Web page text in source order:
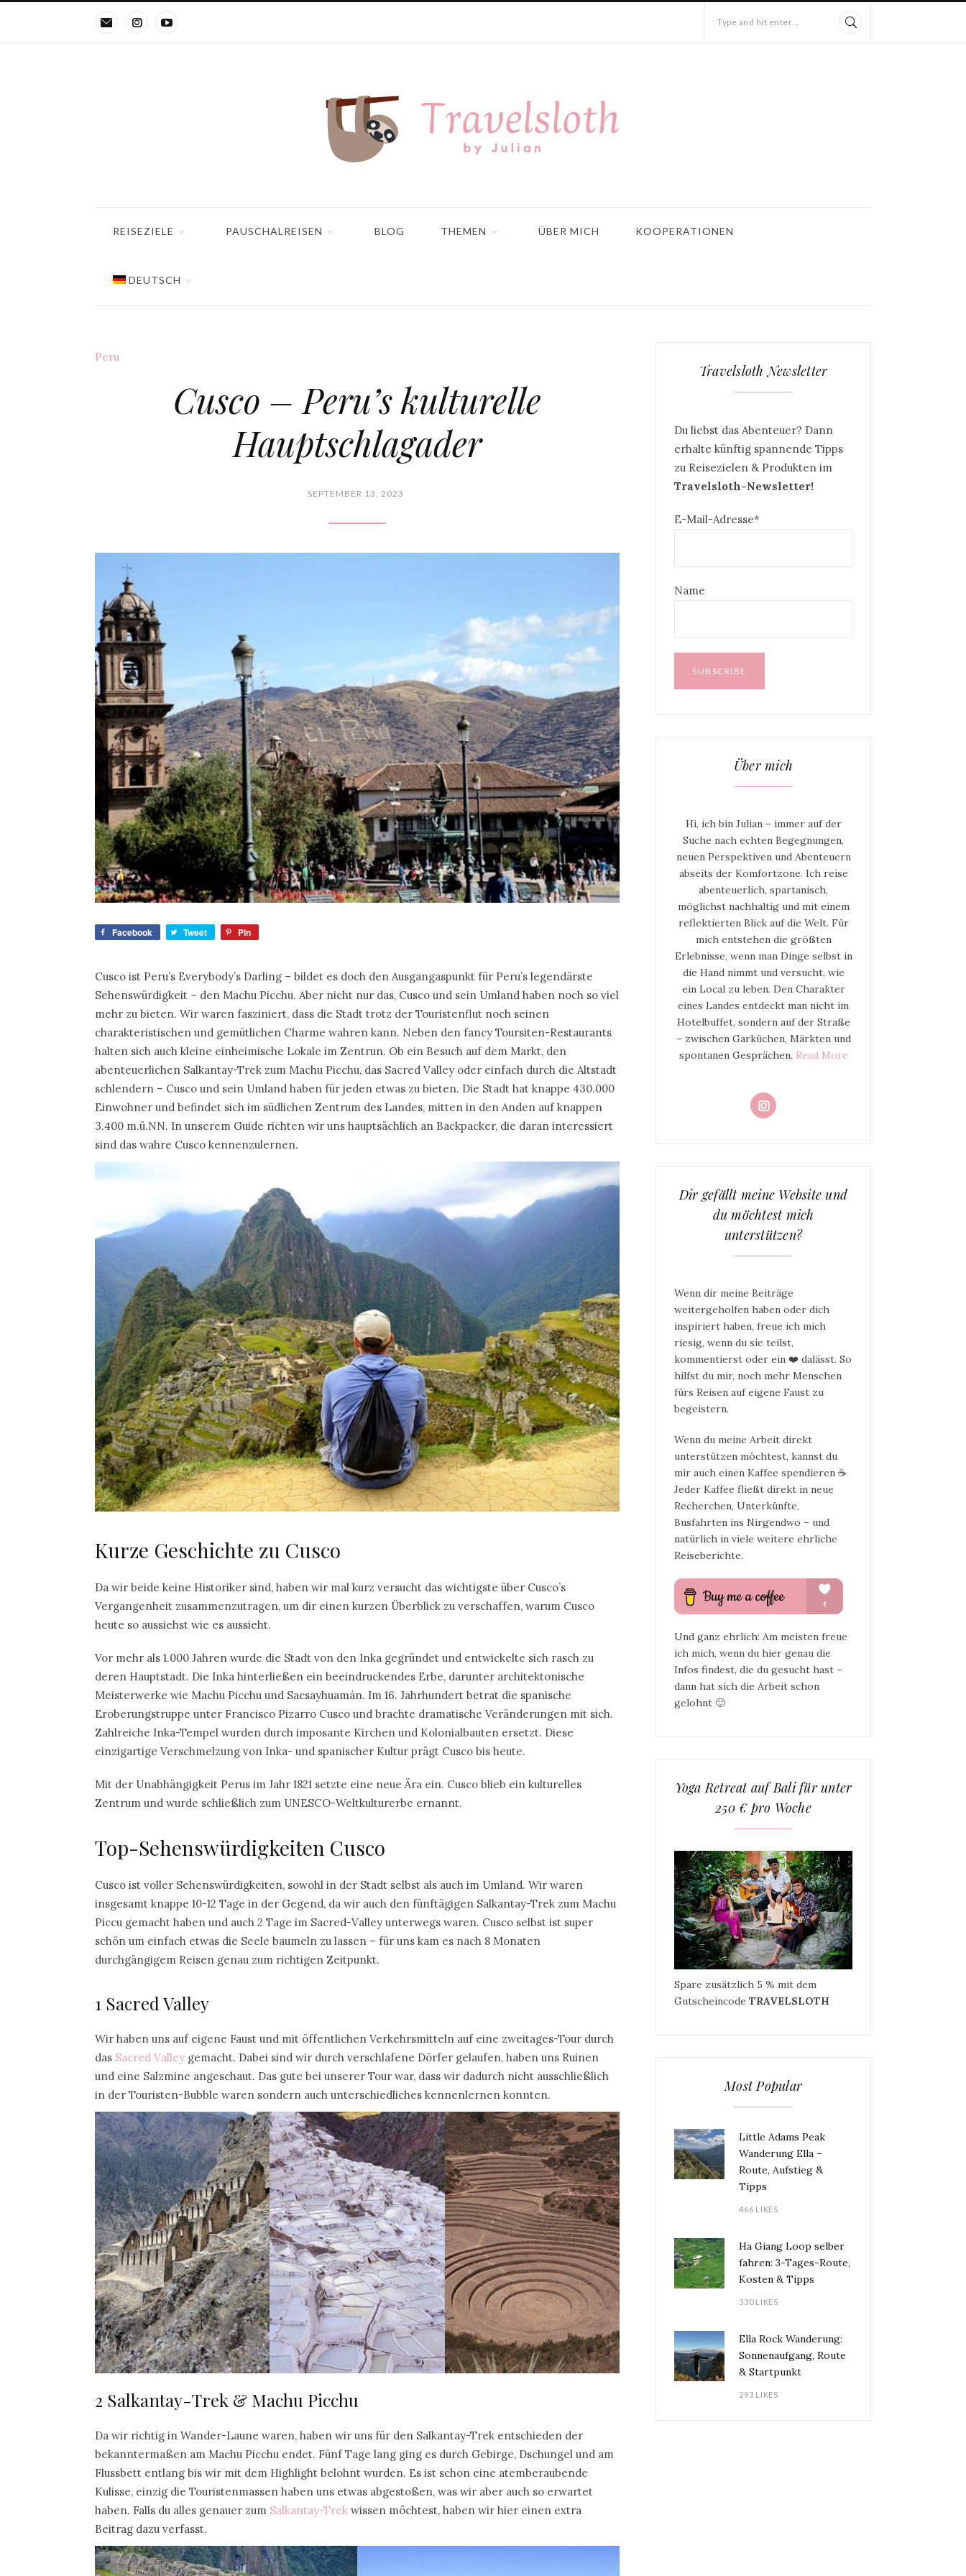
Type and hit enter...
REISEZIELE PAUSCHALREISEN BLOG THEMEN ÜBER MICH KOOPERATIONEN
DEUTSCH
Peru
Cusco – Peru’s kulturelle
Hauptschlagader
SEPTEMBER 13, 2023
Facebook Tweet Pin
Cusco ist Peru’s Everybody’s Darling – bildet es doch den Ausgangaspunkt für Peru’s legendärste
Sehenswürdigkeit – den Machu Picchu. Aber nicht nur das, Cusco und sein Umland haben noch so viel
mehr zu bieten. Wir waren fasziniert, dass die Stadt trotz der Touristenflut noch seinen
charakteristischen und gemütlichen Charme wahren kann. Neben den fancy Toursiten-Restaurants
halten sich auch kleine einheimische Lokale im Zentrun. Ob ein Besuch auf dem Markt, den
abenteuerlichen Salkantay-Trek zum Machu Picchu, das Sacred Valley oder einfach durch die Altstadt
schlendern – Cusco und sein Umland haben für jeden etwas zu bieten. Die Stadt hat knappe 430.000
Einwohner und befindet sich im südlichen Zentrum des Landes, mitten in den Anden auf knappen
3.400 m.ü.NN. In unserem Guide richten wir uns hauptsächlich an Backpacker, die daran interessiert
sind das wahre Cusco kennenzulernen.
Kurze Geschichte zu Cusco
Da wir beide keine Historiker sind, haben wir mal kurz versucht das wichtigste über Cusco’s
Vergangenheit zusammenzutragen, um dir einen kurzen Überblick zu verschaffen, warum Cusco
heute so aussiehst wie es aussieht.
Vor mehr als 1.000 Jahren wurde die Stadt von den Inka gegründet und entwickelte sich rasch zu
deren Hauptstadt. Die Inka hinterließen ein beeindruckendes Erbe, darunter architektonische
Meisterwerke wie Machu Picchu und Sacsayhuamán. Im 16. Jahrhundert betrat die spanische
Eroberungstruppe unter Francisco Pizarro Cusco und brachte dramatische Veränderungen mit sich.
Zahlreiche Inka-Tempel wurden durch imposante Kirchen und Kolonialbauten ersetzt. Diese
einzigartige Verschmelzung von Inka- und spanischer Kultur prägt Cusco bis heute.
Mit der Unabhängigkeit Perus im Jahr 1821 setzte eine neue Ära ein. Cusco blieb ein kulturelles
Zentrum und wurde schließlich zum UNESCO-Weltkulturerbe ernannt.
Top-Sehenswürdigkeiten Cusco
Cusco ist voller Sehenswürdigkeiten, sowohl in der Stadt selbst als auch im Umland. Wir waren
insgesamt knappe 10-12 Tage in der Gegend, da wir auch den fünftägigen Salkantay-Trek zum Machu
Piccu gemacht haben und auch 2 Tage im Sacred-Valley unterwegs waren. Cusco selbst ist super
schön um einfach etwas die Seele baumeln zu lassen – für uns kam es nach 8 Monaten
durchgängigem Reisen genau zum richtigen Zeitpunkt.
1 Sacred Valley
Wir haben uns auf eigene Faust und mit öffentlichen Verkehrsmitteln auf eine zweitages-Tour durch
das Sacred Valley gemacht. Dabei sind wir durch verschlafene Dörfer gelaufen, haben uns Ruinen
und eine Salzmine angeschaut. Das gute bei unserer Tour war, dass wir dadurch nicht ausschließlich
in der Touristen-Bubble waren sondern auch unterschiedliches kennenlernen konnten.
2 Salkantay-Trek & Machu Picchu
Da wir richtig in Wander-Laune waren, haben wir uns für den Salkantay-Trek entschieden der
bekanntermaßen am Machu Picchu endet. Fünf Tage lang ging es durch Gebirge, Dschungel und am
Flussbett entlang bis wir mit dem Highlight belohnt wurden. Es ist schon eine atemberaubende
Kulisse, einzig die Touristenmassen haben uns etwas abgestoßen, was wir aber auch so erwartet
haben. Falls du alles genauer zum Salkantay-Trek wissen möchtest, haben wir hier einen extra
Beitrag dazu verfasst.
Travelsloth Newsletter
Du liebst das Abenteuer? Dann
erhalte künftig spannende Tipps
zu Reisezielen & Produkten im
Travelsloth-Newsletter!
E-Mail-Adresse*
Name
Über mich
Hi, ich bin Julian – immer auf der
Suche nach echten Begegnungen,
neuen Perspektiven und Abenteuern
abseits der Komfortzone. Ich reise
abenteuerlich, spartanisch,
möglichst nachhaltig und mit einem
reflektierten Blick auf die Welt. Für
mich entstehen die größten
Erlebnisse, wenn man Dinge selbst in
die Hand nimmt und versucht, wie
ein Local zu leben. Den Charakter
eines Landes entdeckt man nicht im
Hotelbuffet, sondern auf der Straße
– zwischen Garküchen, Märkten und
spontanen Gesprächen. Read More
Dir gefällt meine Website und
du möchtest mich
unterstützen?
Wenn dir meine Beiträge
weitergeholfen haben oder dich
inspiriert haben, freue ich mich
riesig, wenn du sie teilst,
kommentierst oder ein ❤️ dalässt. So
hilfst du mir, noch mehr Menschen
fürs Reisen auf eigene Faust zu
begeistern.
Wenn du meine Arbeit direkt
unterstützen möchtest, kannst du
mir auch einen Kaffee spendieren ☕
Jeder Kaffee fließt direkt in neue
Recherchen, Unterkünfte,
Busfahrten ins Nirgendwo – und
natürlich in viele weitere ehrliche
Reiseberichte.
Und ganz ehrlich: Am meisten freue
ich mich, wenn du hier genau die
Infos findest, die du gesucht hast –
dann hat sich die Arbeit schon
gelohnt 🙂
Yoga Retreat auf Bali für unter
250 € pro Woche
Spare zusätzlich 5 % mit dem
Gutscheincode TRAVELSLOTH
Most Popular
Little Adams Peak
Wanderung Ella –
Route, Aufstieg &
Tipps
466 LIKES
Ha Giang Loop selber
fahren: 3-Tages-Route,
Kosten & Tipps
330 LIKES
Ella Rock Wanderung:
Sonnenaufgang, Route
& Startpunkt
293 LIKES